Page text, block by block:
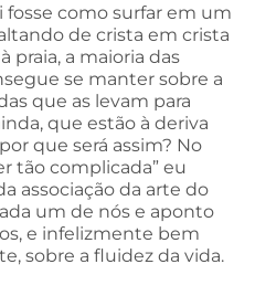
fosse como surfar em um
de crista em crista
praia, a maioria das
se manter sobre a
que as levam para
que estão à deriva
que será assim? No
tão complicada” eu
associação da arte do
um de nós e aponto
e infelizmente bem
sobre a fluidez da vida.